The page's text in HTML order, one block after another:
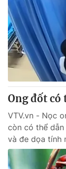
® Cấm sao chép
thuận bằng văn
thông tin từ
Ong đốt có
VTV.vn - Nọc
còn có thể
và đe dọa tính